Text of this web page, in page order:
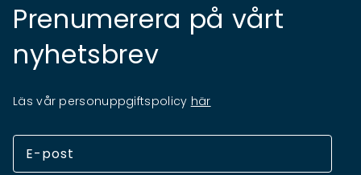
Prenumerera på vårt
nyhetsbrev
Läs vår personuppgiftspolicy här